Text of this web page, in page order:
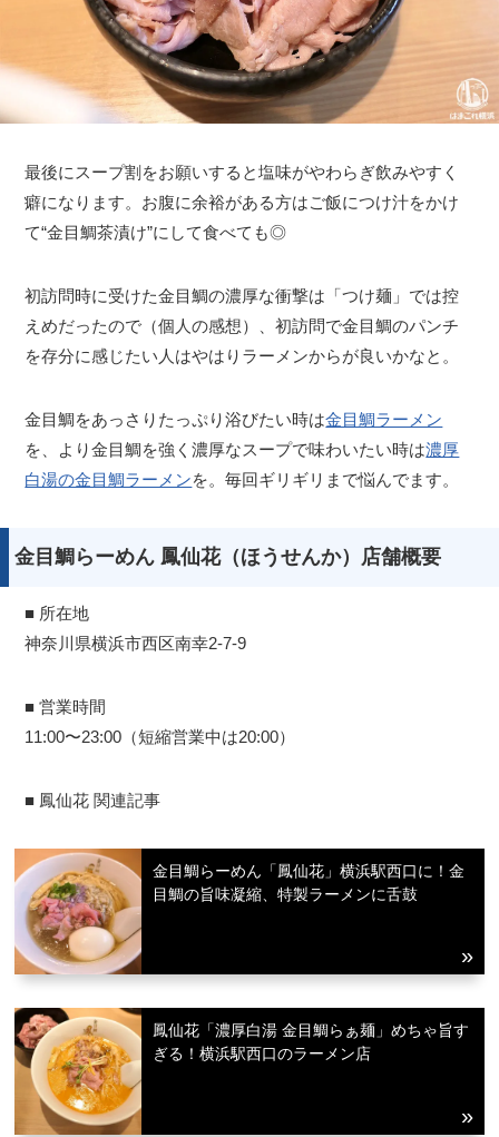
最後にスープ割をお願いすると塩味がやわらぎ飲みやすく
癖になります。お腹に余裕がある方はご飯につけ汁をかけ
て“金目鯛茶漬け”にして食べても◎
初訪問時に受けた金目鯛の濃厚な衝撃は「つけ麺」では控
えめだったので（個人の感想）、初訪問で金目鯛のパンチ
を存分に感じたい人はやはりラーメンからが良いかなと。
金目鯛をあっさりたっぷり浴びたい時は金目鯛ラーメン
を、より金目鯛を強く濃厚なスープで味わいたい時は濃厚
白湯の金目鯛ラーメンを。毎回ギリギリまで悩んでます。
金目鯛らーめん 鳳仙花（ほうせんか）店舗概要
■ 所在地
神奈川県横浜市西区南幸2-7-9
■ 営業時間
11:00〜23:00（短縮営業中は20:00）
■ 鳳仙花 関連記事
金目鯛らーめん「鳳仙花」横浜駅西口に！金
目鯛の旨味凝縮、特製ラーメンに舌鼓
鳳仙花「濃厚白湯 金目鯛らぁ麺」めちゃ旨す
ぎる！横浜駅西口のラーメン店